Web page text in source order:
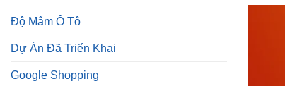
Màn Hình Ô Tô
Phụ kiện option
Phụ Kiện Tiện Ích